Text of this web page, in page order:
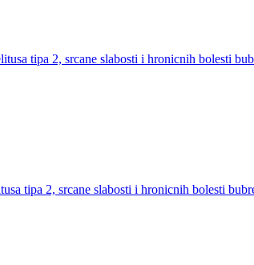
tipa 2, srcane slabosti i hronicnih bolesti
tipa 2, srcane slabosti i hronicnih bolesti